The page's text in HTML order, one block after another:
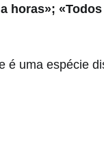
horas»;
é uma espécie